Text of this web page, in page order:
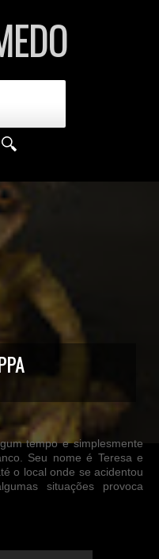
tempo e simplesmente
Seu nome é Teresa e
o local onde se acidentou
situações provoca